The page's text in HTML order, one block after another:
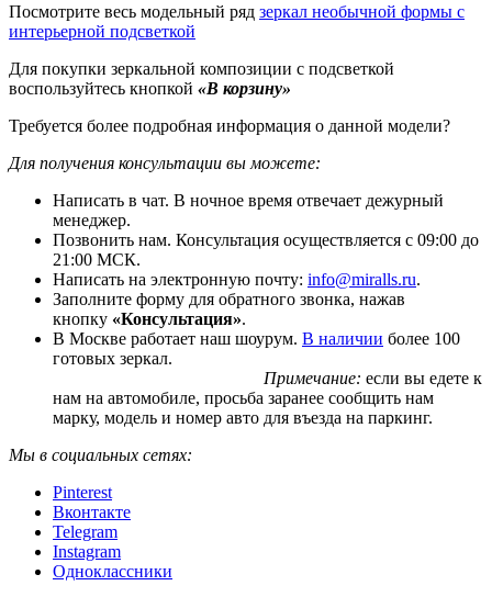
Посмотрите весь модельный ряд зеркал необычной формы с
интерьерной подсветкой
Для покупки зеркальной композиции с подсветкой
воспользуйтесь кнопкой «В корзину»
Требуется более подробная информация о данной модели?
Для получения консультации вы можете:
Написать в чат. В ночное время отвечает дежурный
менеджер.
Позвонить нам. Консультация осуществляется с 09:00 до
21:00 МСК.
Написать на электронную почту: info@miralls.ru.
Заполните форму для обратного звонка, нажав
кнопку «Консультация».
В Москве работает наш шоурум. В наличии более 100
готовых зеркал.
Примечание: если вы едете к
нам на автомобиле, просьба заранее сообщить нам
марку, модель и номер авто для въезда на паркинг.
Мы в социальных сетях:
Pinterest
Вконтакте
Telegram
Instagram
Одноклассники